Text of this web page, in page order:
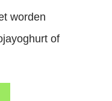
worden
of